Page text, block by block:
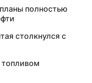
полностью
столкнулся с